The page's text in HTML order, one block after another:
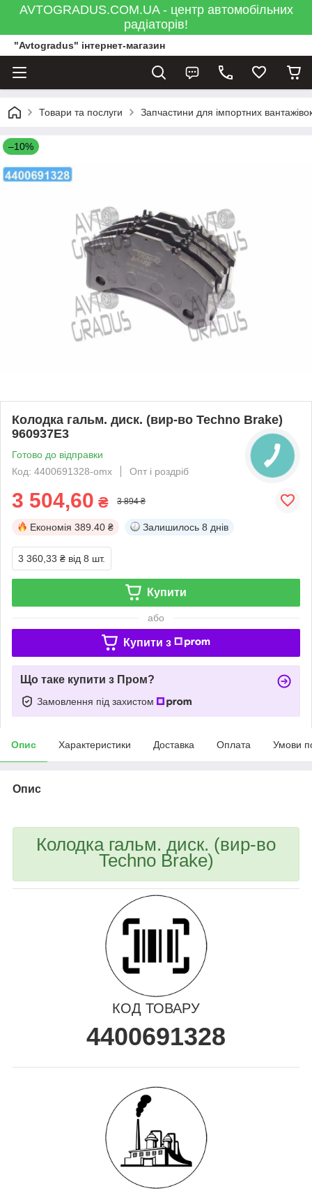
AVTOGRADUS.COM.UA - центр автомобільних
радіаторів!
"Avtogradus" інтернет-магазин
Товари та послуги Запчастини для імпортних
–10%
Колодка гальм. диск. (вир-во Techno Brake)
960937E3
Готово до відправки
Код: 4400691328-omx
Опт і роздріб
3 504,60 ₴ 3 894 ₴
Економія 389.40 ₴ Залишилось 8 днів
3 360,33 ₴ від 8 шт.
Купити
або
Купити з
Що таке купити з Пром?
Замовлення під захистом
Опис Характеристики Доставка Оплата Умови
Опис
Колодка гальм. диск. (вир-во
Techno Brake)
КОД ТОВАРУ
4400691328